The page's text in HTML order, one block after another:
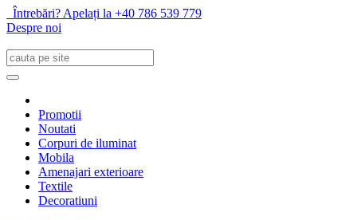
Întrebări? Apelați la +40 786 539 779
Despre noi
Promotii
Noutati
Corpuri de iluminat
Mobila
Amenajari exterioare
Textile
Decoratiuni